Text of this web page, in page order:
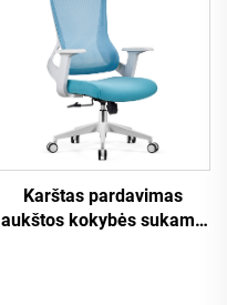
Karštas pardavimas
aukštos kokybės sukama